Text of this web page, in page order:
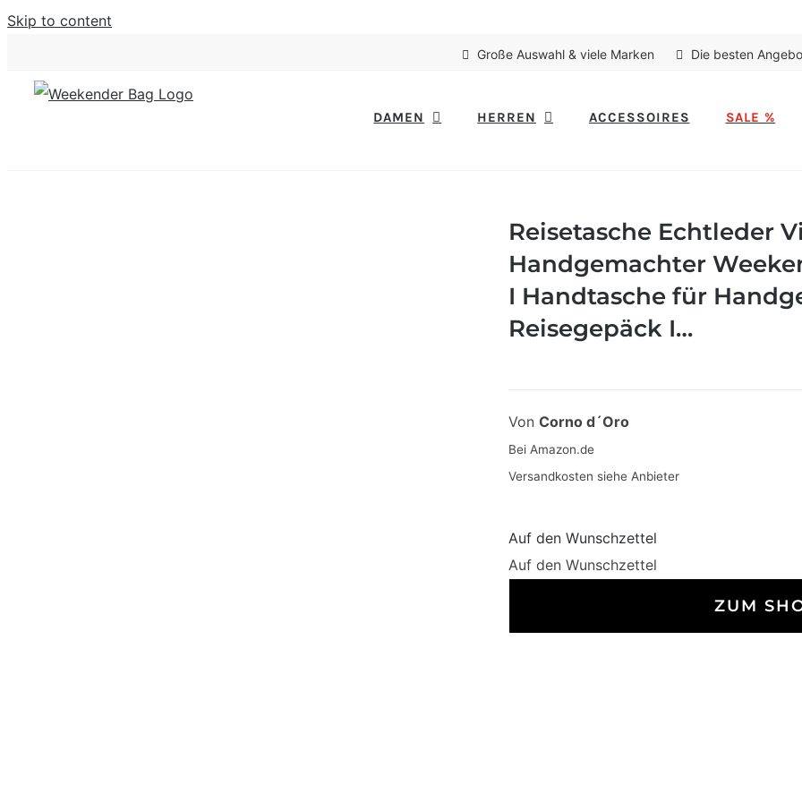
Skip to content
Große Auswahl & viele Marken Die besten
DAMEN HERREN ACCESSOIRES SALE %
Reisetasche Echtleder
Handgemachter
I Handtasche für
Reisegepäck I…
Von Corno d´Oro
Bei Amazon.de
Versandkosten siehe Anbieter
Auf den Wunschzettel
Auf den Wunschzettel
ZUM